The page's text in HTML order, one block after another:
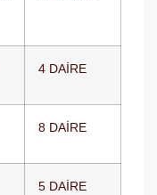
4 DAİRE
8 DAİRE
5 DAİRE